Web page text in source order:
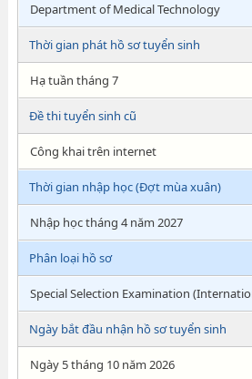
Department of Medical Technology
Thời gian phát hồ sơ tuyển sinh
Hạ tuần tháng 7
Đề thi tuyển sinh cũ
Công khai trên internet
Thời gian nhập học (Đợt mùa xuân)
Nhập học tháng 4 năm 2027
Phân loại hồ sơ
Special Selection Examination
Ngày bắt đầu nhận hồ sơ tuyển sinh
Ngày 5 tháng 10 năm 2026